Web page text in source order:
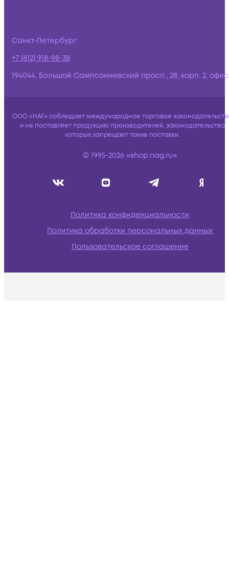
Санкт-Петербург
+7 (812) 918-98-38
194044, Большой Сампсониевский просп., 28, корп. 2,
ООО «НАГ» соблюдает международное торговое
и не поставляет продукцию производителей, законодательство
которых запрещает такие поставки.
© 1995-2026 «shop.nag.ru»
Политика конфиденциальности
Политика обработки персональных данных
Пользовательское соглашение